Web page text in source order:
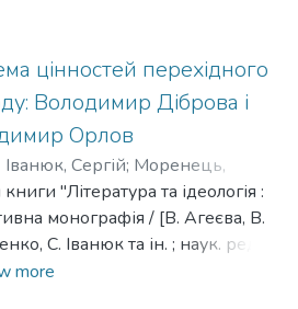
2017. - 482 с. - Редкол. :
В. П., Агеєєва В. П.,
В. С., Іванюк С. С.,
І., Квіт С. М., Панченко В. Є.,
О. В., Шалагінов Б. Б."
цінностей перехідного
Володимир Діброва і
Орлов
Іванюк, Сергій; Моренець,
"Література та ідеологія :
монографія / [В. Агеєва, В.
С. Іванюк та ін. ; наук. ред. та
Моренець В. П.] ; Нац. ун-т
more